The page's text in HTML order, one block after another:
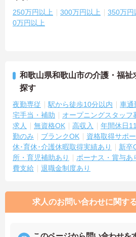
250万円以上 300万円以上 350万円
0万円以上
和歌山県和歌山市の介護・福
探す
夜勤専従 駅から徒歩10分以内 車通
宅手当・補助
オープニングスタッフ
求人
無資格OK 高収入 年間休日
勤のみ
ブランクOK 資格取得サポ
休･育休･介護休暇取得実績あり
新卒
所・育児補助あり
ボーナス・賞与あ
費支給
退職金制度あり
求人のお問い合わせに関す